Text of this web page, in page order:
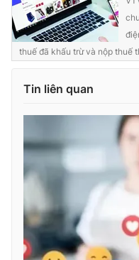
thuế đã khấu trừ và nộp thuế
Tin liên quan